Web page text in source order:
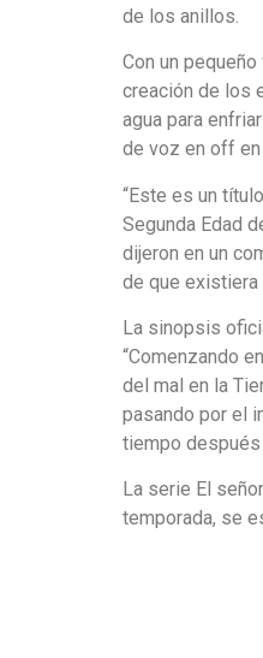
de los anillos.
Con un
creación de los
agua para
de voz en off
“Este es un
Segunda Edad
dijeron en un
de que existiera
La sinopsis
“Comenzando
del mal en la
pasando por el
tiempo después
La serie El
temporada, se